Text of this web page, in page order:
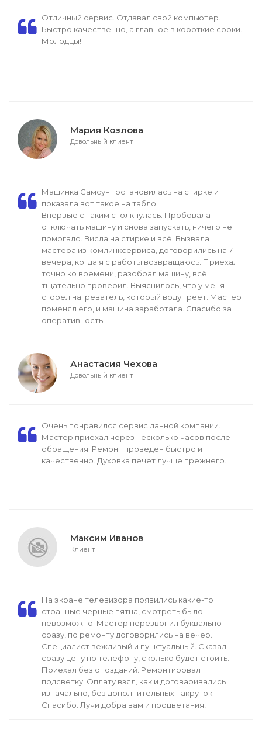
Отличный сервис. Отдавал свой компьютер.
Быстро качественно, а главное в короткие сроки.
Молодцы!
Мария Козлова
Довольный клиент
Машинка Самсунг остановилась на стирке и
показала вот такое на табло.
Впервые с таким столкнулась. Пробовала
отключать машину и снова запускать, ничего не
помогало. Висла на стирке и всё. Вызвала
мастера из комлинксервиса, договорились на 7
вечера, когда я с работы возвращаюсь. Приехал
точно ко времени, разобрал машину, всё
тщательно проверил. Выяснилось, что у меня
сгорел нагреватель, который воду греет. Мастер
поменял его, и машина заработала. Спасибо за
оперативность!
Анастасия Чехова
Довольный клиент
Очень понравился сервис данной компании.
Мастер приехал через несколько часов после
обращения. Ремонт проведен быстро и
качественно. Духовка печет лучше прежнего.
Максим Иванов
Клиент
На экране телевизора появились какие-то
странные черные пятна, смотреть было
невозможно. Мастер перезвонил буквально
сразу, по ремонту договорились на вечер.
Специалист вежливый и пунктуальный. Сказал
сразу цену по телефону, сколько будет стоить.
Приехал без опозданий. Ремонтировал
подсветку. Оплату взял, как и договаривались
изначально, без дополнительных накруток.
Спасибо. Лучи добра вам и процветания!